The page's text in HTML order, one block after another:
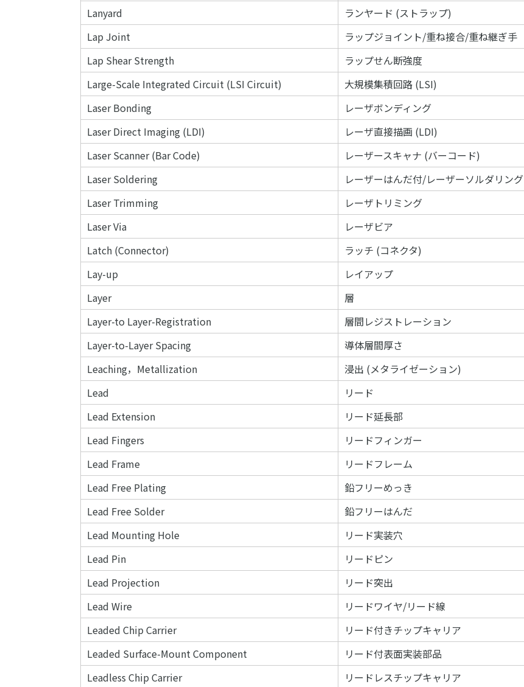
Lanyard
ランヤード (ストラップ)
Lap Joint
ラップジョイント/重ね接合/重ね継ぎ手
Lap Shear Strength
ラップせん断強度
Large-Scale Integrated Circuit (LSI Circuit)
大規模集積回路 (LSI)
Laser Bonding
レーザボンディング
Laser Direct Imaging (LDI)
レーザ直接描画 (LDI)
Laser Scanner (Bar Code)
レーザースキャナ (バーコード)
Laser Soldering
レーザーはんだ付/レーザーソルダリング
Laser Trimming
レーザトリミング
Laser Via
レーザビア
Latch (Connector)
ラッチ (コネクタ)
Lay-up
レイアップ
Layer
層
Layer-to Layer-Registration
層間レジストレーション
Layer-to-Layer Spacing
導体層間厚さ
Leaching，Metallization
浸出 (メタライゼーション)
Lead
リード
Lead Extension
リード延長部
Lead Fingers
リードフィンガー
Lead Frame
リードフレーム
Lead Free Plating
鉛フリーめっき
Lead Free Solder
鉛フリーはんだ
Lead Mounting Hole
リード実装穴
Lead Pin
リードピン
Lead Projection
リード突出
Lead Wire
リードワイヤ/リード線
Leaded Chip Carrier
リード付きチップキャリア
Leaded Surface-Mount Component
リード付表面実装部品
Leadless Chip Carrier
リードレスチップキャリア